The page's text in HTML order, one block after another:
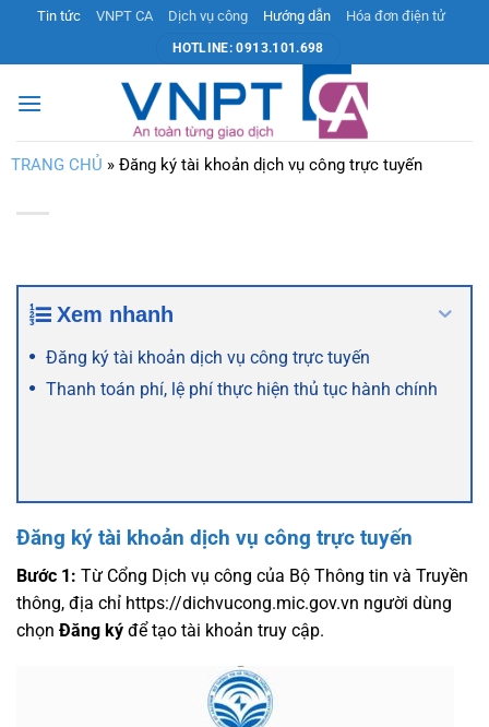
nội
dung
Tin tức VNPT CA Dịch vụ công Hướng dẫn Hóa đơn điện tử
HOTLINE: 0913.101.698
TRANG CHỦ » Đăng ký tài khoản dịch vụ công trực tuyến
Xem nhanh
Đăng ký tài khoản dịch vụ công trực tuyến
Thanh toán phí, lệ phí thực hiện thủ tục hành chính
Đăng ký tài khoản dịch vụ công trực tuyến
Bước 1: Từ Cổng Dịch vụ công của Bộ Thông tin và Truyền
thông, địa chỉ https://dichvucong.mic.gov.vn người dùng
chọn Đăng ký để tạo tài khoản truy cập.